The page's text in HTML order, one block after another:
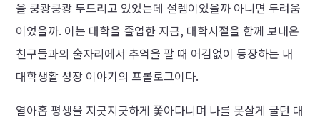
을 쿵쾅쿵쾅 두드리고 있었는데 설렘이었을까 아니면 두려움
이었을까. 이는 대학을 졸업한 지금, 대학시절을 함께 보내온
친구들과의 술자리에서 추억을 팔 때 어김없이 등장하는 내
대학생활 성장 이야기의 프롤로그이다.
열아홉 평생을 지긋지긋하게 쫓아다니며 나를 못살게 굴던 대